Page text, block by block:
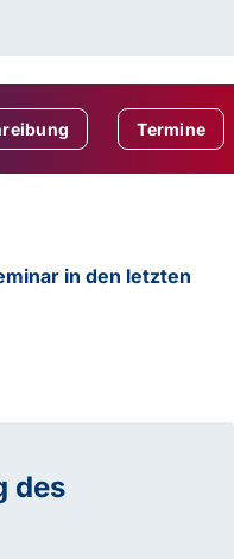
Termine
in den letzten
des